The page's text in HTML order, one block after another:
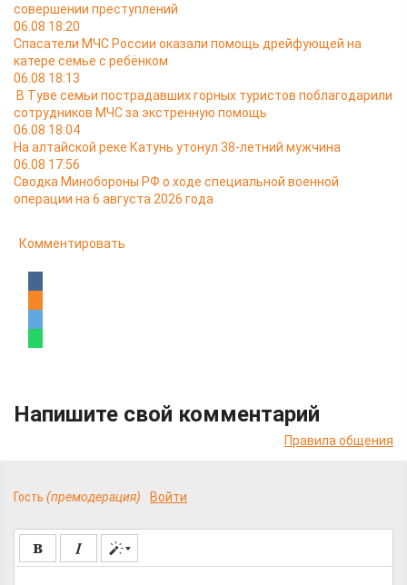
совершении преступлений
06.08 18:20
Спасатели МЧС России оказали помощь дрейфующей на
катере семье с ребёнком
06.08 18:13
В Туве семьи пострадавших горных туристов поблагодарили
сотрудников МЧС за экстренную помощь
06.08 18:04
На алтайской реке Катунь утонул 38-летний мужчина
06.08 17:56
Сводка Минобороны РФ о ходе специальной военной
операции на 6 августа 2026 года
Комментировать
Напишите свой комментарий
Правила общения
Гость (премодерация) Войти